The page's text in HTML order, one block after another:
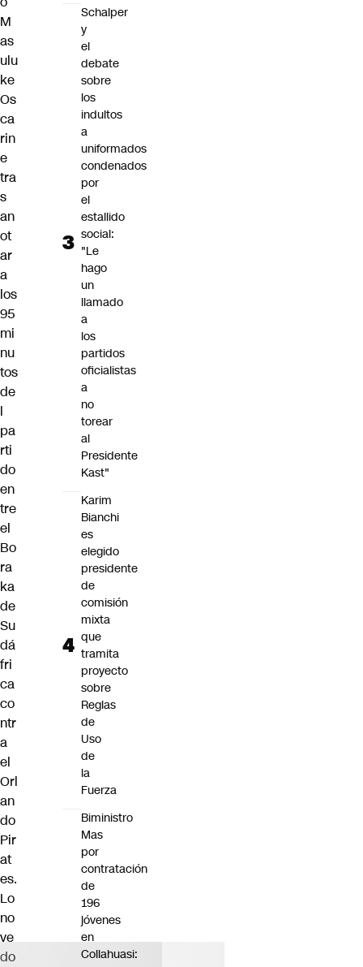
M
as
ulu
ke
Os
ca
rin
e
tra
s
an
ot
ar
a
los
95
mi
nu
tos
de
l
pa
rti
do
en
tre
el
Bo
ra
ka
de
Su
dá
fri
ca
co
ntr
a
el
Orl
an
do
Pir
at
es.
Lo
no
ve
do
Schalper
y
el
debate
sobre
los
indultos
a
uniformados
condenados
por
el
estallido
social:
"Le
hago
un
llamado
a
los
partidos
oficialistas
a
no
torear
al
Presidente
Kast"
Karim
Bianchi
es
elegido
presidente
de
comisión
mixta
que
tramita
proyecto
sobre
Reglas
de
Uso
de
la
Fuerza
Biministro
Mas
por
contratación
de
196
jóvenes
en
Collahuasi: